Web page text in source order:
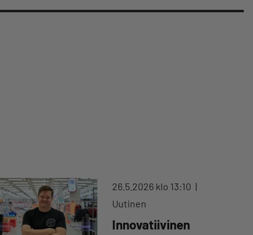
26.5.2026 klo 13:10
Uutinen
Innovatiivinen